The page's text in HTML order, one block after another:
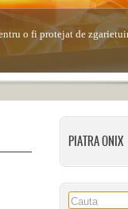
o fi protejat de
alcoolul sau solutiile
PIATRA ONIX